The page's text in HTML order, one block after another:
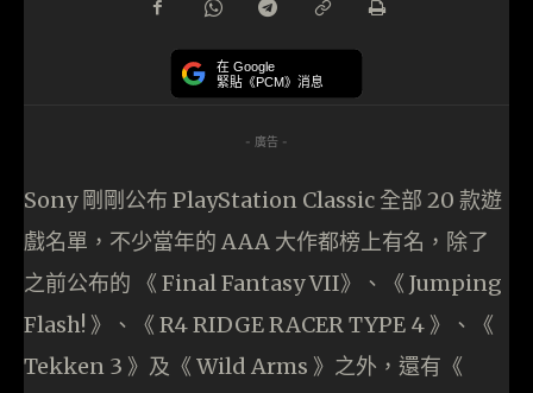
在 Google
緊貼《PCM》消息
- 廣告 -
Sony 剛剛公布 PlayStation Classic 全部 20 款遊
戲名單，不少當年的 AAA 大作都榜上有名，除了
之前公布的 《 Final Fantasy VII》、《 Jumping
Flash! 》、《 R4 RIDGE RACER TYPE 4 》、《
Tekken 3 》及《 Wild Arms 》之外，還有《